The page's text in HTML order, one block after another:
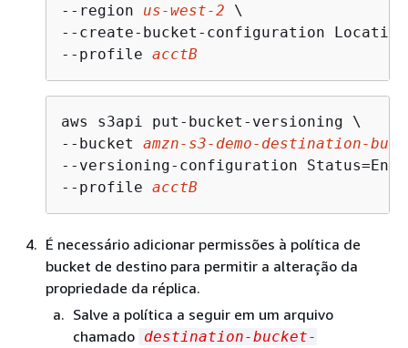
--region us-west-2 \
--create-bucket-configuration
--profile acctB
aws s3api put-bucket-versioning \
--bucket amzn-s3-demo-destination-
--versioning-configuration
--profile acctB
É necessário adicionar permissões à política de
bucket de destino para permitir a alteração da
propriedade da réplica.
Salve a política a seguir em um arquivo
chamado destination-bucket-